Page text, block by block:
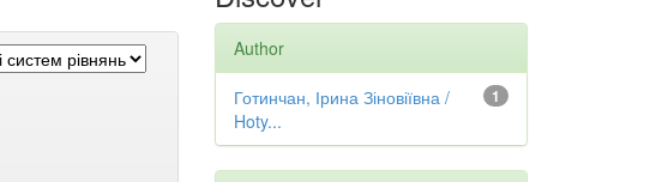
Author
1
Готинчан, Ірина Зіновіївна /
Hoty...